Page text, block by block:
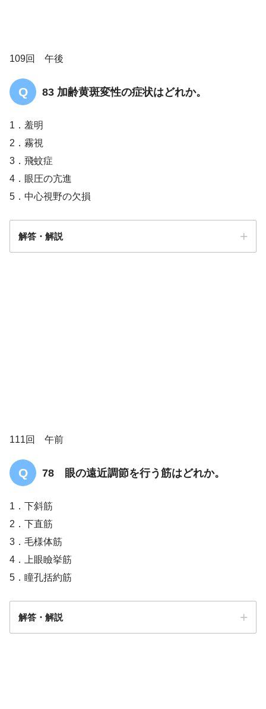
109回 午後
83 加齢黄斑変性の症状はどれか。
1．羞明
2．霧視
3．飛蚊症
4．眼圧の亢進
5．中心視野の欠損
解答・解説
111回 午前
78 眼の遠近調節を行う筋はどれか。
1．下斜筋
2．下直筋
3．毛様体筋
4．上眼瞼挙筋
5．瞳孔括約筋
解答・解説